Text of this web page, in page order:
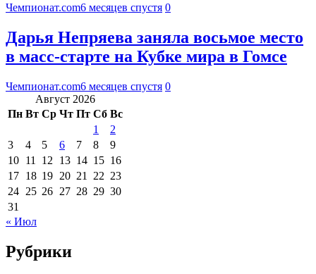
Чемпионат.com6 месяцев спустя 0
Дарья Непряева заняла восьмое место
в масс-старте на Кубке мира в Гомсе
Чемпионат.com6 месяцев спустя 0
Август 2026
Пн Вт Ср Чт Пт Сб Вс
1
2
3
4 5 6 7 8
9
10 11 12 13 14 15 16
17 18 19 20 21 22 23
24 25 26 27 28 29 30
31
« Июл
Рубрики